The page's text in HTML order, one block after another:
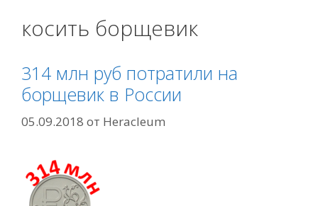
косить борщевик
314 млн руб потратили на
борщевик в России
05.09.2018 от Heracleum